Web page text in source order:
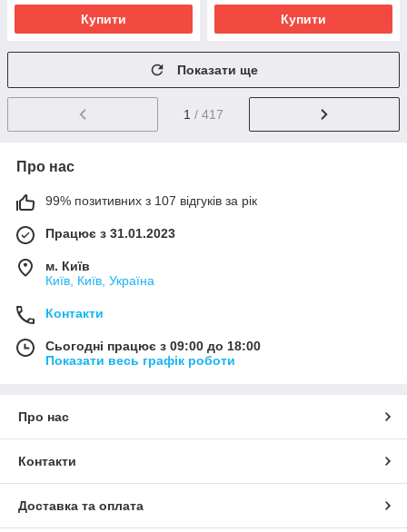
Купити Купити
Показати ще
1 / 417
Про нас
99% позитивних з 107 відгуків за рік
Працює з 31.01.2023
м. Київ
Київ, Київ, Україна
Контакти
Сьогодні працює з 09:00 до 18:00
Показати весь графік роботи
Про нас
Контакти
Доставка та оплата